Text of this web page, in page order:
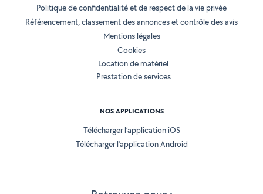
Politique de confidentialité et de respect de la vie privée
Référencement, classement des annonces et contrôle des avis
Mentions légales
Cookies
Location de matériel
Prestation de services
NOS APPLICATIONS
Télécharger l’application iOS
Télécharger l’application Android